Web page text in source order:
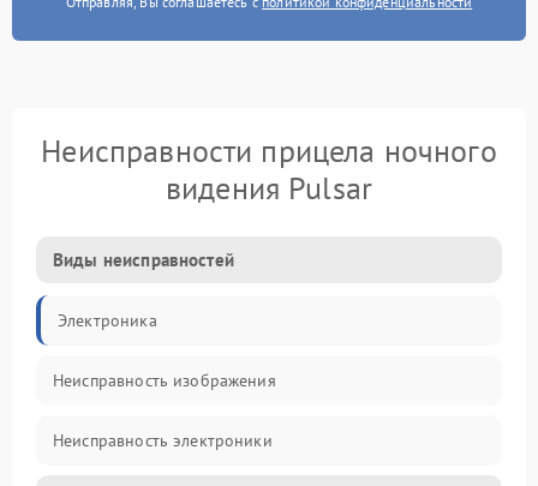
Неисправности прицела ночного
видения Pulsar
Виды неисправностей
Электроника
Неисправность изображения
Неисправность электроники